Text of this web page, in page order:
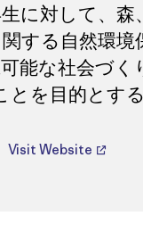
に対して、森
する自然環境
能な社会づく
とを目的とする
Visit Website